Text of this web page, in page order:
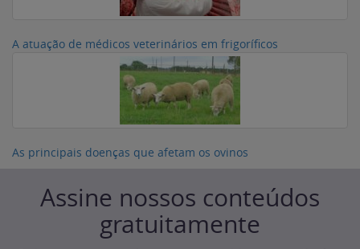
A atuação de médicos veterinários em frigoríficos
As principais doenças que afetam os ovinos
Assine nossos conteúdos
gratuitamente